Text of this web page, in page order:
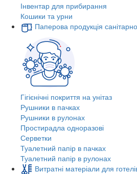
Інвентар для прибирання
Кошики та урни
Паперова продукція
Гігієнічні покриття на унітаз
Рушники в пачках
Рушники в рулонах
Простирадла одноразові
Серветки
Туалетний папір в пачках
Туалетний папір в рулонах
Витратні матеріали для